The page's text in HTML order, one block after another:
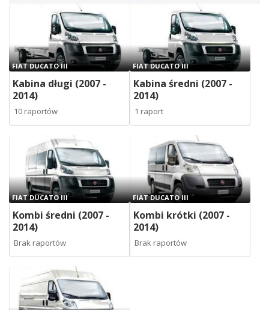
FIAT DUCATO III
Kabina długi (2007 -
2014)
10 raportów
FIAT DUCATO III
Kabina średni (2007 -
2014)
1 raport
FIAT DUCATO III
Kombi średni (2007 -
2014)
Brak raportów
FIAT DUCATO III
Kombi krótki (2007 -
2014)
Brak raportów